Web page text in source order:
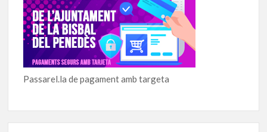
Passarel.la de pagament amb targeta